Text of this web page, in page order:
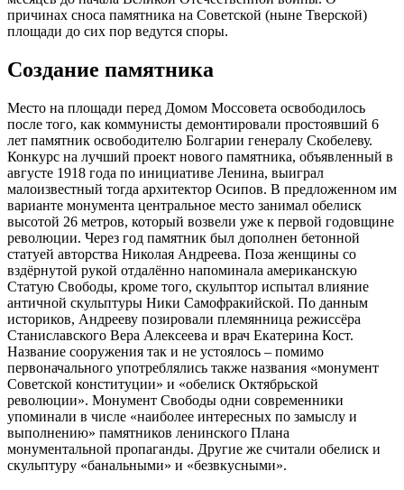
причинах сноса памятника на Советской (ныне Тверской)
площади до сих пор ведутся споры.
Создание памятника
Место на площади перед Домом Моссовета освободилось
после того, как коммунисты демонтировали простоявший 6
лет памятник освободителю Болгарии генералу Скобелеву.
Конкурс на лучший проект нового памятника, объявленный в
августе 1918 года по инициативе Ленина, выиграл
малоизвестный тогда архитектор Осипов. В предложенном им
варианте монумента центральное место занимал обелиск
высотой 26 метров, который возвели уже к первой годовщине
революции. Через год памятник был дополнен бетонной
статуей авторства Николая Андреева. Поза женщины со
вздёрнутой рукой отдалённо напоминала американскую
Статую Свободы, кроме того, скульптор испытал влияние
античной скульптуры Ники Самофракийской. По данным
историков, Андрееву позировали племянница режиссёра
Станиславского Вера Алексеева и врач Екатерина Кост.
Название сооружения так и не устоялось – помимо
первоначального употреблялись также названия «монумент
Советской конституции» и «обелиск Октябрьской
революции». Монумент Свободы одни современники
упоминали в числе «наиболее интересных по замыслу и
выполнению» памятников ленинского Плана
монументальной пропаганды. Другие же считали обелиск и
скульптуру «банальными» и «безвкусными».